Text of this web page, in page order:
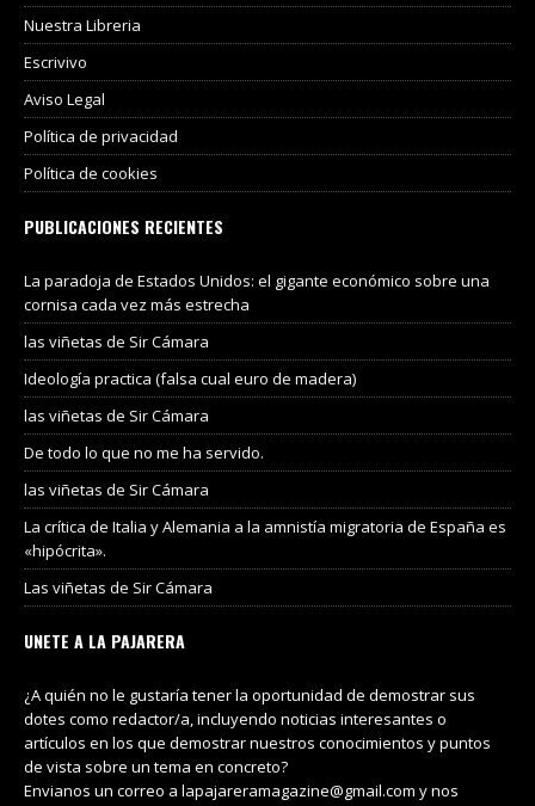
Nuestra Libreria
Escrivivo
Aviso Legal
Política de privacidad
Política de cookies
PUBLICACIONES RECIENTES
La paradoja de Estados Unidos: el gigante económico sobre una
cornisa cada vez más estrecha
las viñetas de Sir Cámara
Ideología practica (falsa cual euro de madera)
las viñetas de Sir Cámara
De todo lo que no me ha servido.
las viñetas de Sir Cámara
La crítica de Italia y Alemania a la amnistía migratoria de España es
«hipócrita».
Las viñetas de Sir Cámara
UNETE A LA PAJARERA
¿A quién no le gustaría tener la oportunidad de demostrar sus
dotes como redactor/a, incluyendo noticias interesantes o
artículos en los que demostrar nuestros conocimientos y puntos
de vista sobre un tema en concreto?
Envianos un correo a lapajareramagazine@gmail.com y nos